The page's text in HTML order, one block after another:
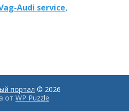
Audi service,
портал © 2026
от WP Puzzle